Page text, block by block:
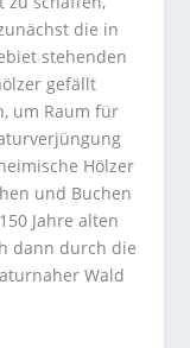
die in
stehenden
gefällt
um Raum für
Hölzer
und Buchen
Jahre alten
dann durch die
Wald